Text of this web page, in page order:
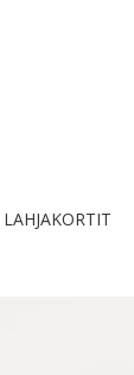
LAHJAKORTIT